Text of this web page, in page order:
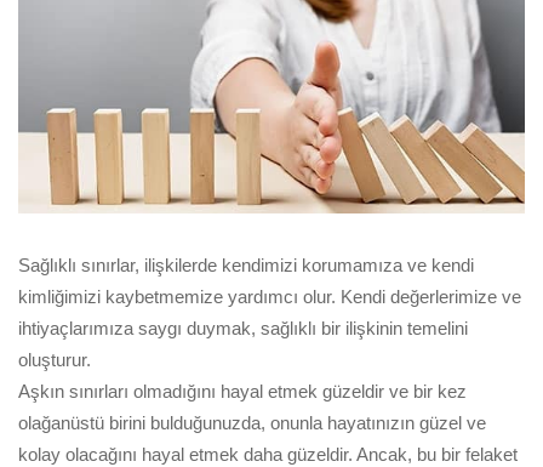
Sağlıklı sınırlar, ilişkilerde kendimizi korumamıza ve kendi
kimliğimizi kaybetmemize yardımcı olur. Kendi değerlerimize ve
ihtiyaçlarımıza saygı duymak, sağlıklı bir ilişkinin temelini
oluşturur.
Aşkın sınırları olmadığını hayal etmek güzeldir ve bir kez
olağanüstü birini bulduğunuzda, onunla hayatınızın güzel ve
kolay olacağını hayal etmek daha güzeldir. Ancak, bu bir felaket